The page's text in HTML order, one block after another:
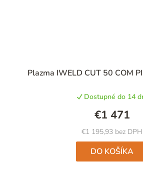
Plazma IWELD CUT 50 COM
Dostupné do 14
€1 195,93 bez DPH
€1 471
DO KOŠÍKA